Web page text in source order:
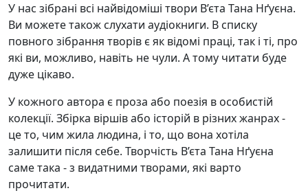
У нас зібрані всі найвідоміші твори В’єта Тана Нґуєна.
Ви можете також слухати аудіокниги. В списку
повного зібрання творів є як відомі праці, так і ті, про
які ви, можливо, навіть не чули. А тому читати буде
дуже цікаво.
У кожного автора є проза або поезія в особистій
колекції. Збірка віршів або історій в різних жанрах -
це то, чим жила людина, і то, що вона хотіла
залишити після себе. Творчість В’єта Тана Нґуєна
саме така - з видатними творами, які варто
прочитати.